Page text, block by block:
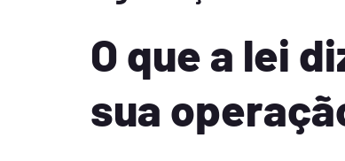
O que a lei
sua